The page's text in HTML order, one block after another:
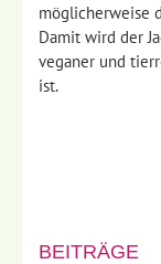
möglicherweise
Damit wird der
veganer und
ist.
BEITRÄGE